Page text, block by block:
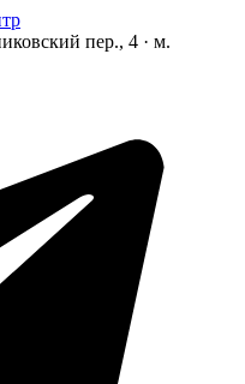
пер., 4 · м.